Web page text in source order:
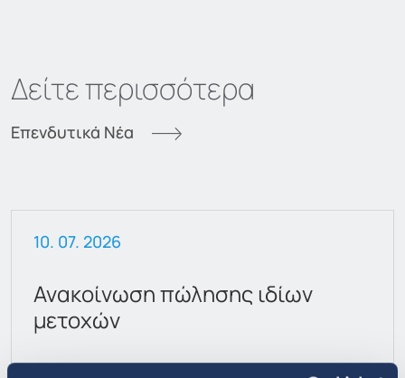
Δείτε περισσότερα
Επενδυτικά Νέα
ιδίων
Ανακοίνωση